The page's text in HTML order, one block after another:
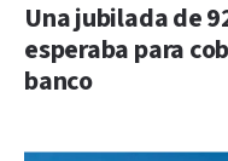
Una jubilada de
esperaba para
banco